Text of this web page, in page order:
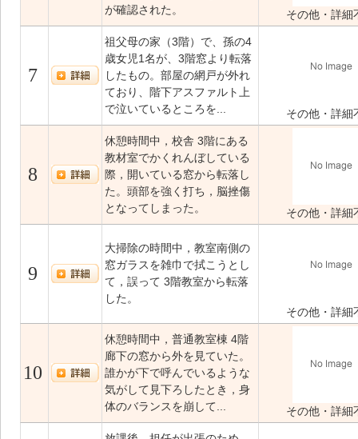
が確認された。
その他・詳細
7
祖父母の家（3階）で、孫の4
歳女児1名が、3階窓より転落
したもの。部屋の網戸が外れ
ており、階下アスファルト上
で泣いているところを...
その他・詳細
8
休憩時間中，校舎 3階にある
教材室でかくれんぼしている
際，開いている窓から転落し
た。頭部を強く打ち，脳挫傷
となってしまった。
その他・詳細
9
大掃除の時間中，教室南側の
窓ガラスを雑巾で拭こうとし
て，誤って 3階教室から転落
した。
その他・詳細
10
休憩時間中，普通教室棟 4階
廊下の窓から外を見ていた。
誰かが下で呼んでいるような
気がして見下ろしたとき，身
体のバランスを崩して...
その他・詳細